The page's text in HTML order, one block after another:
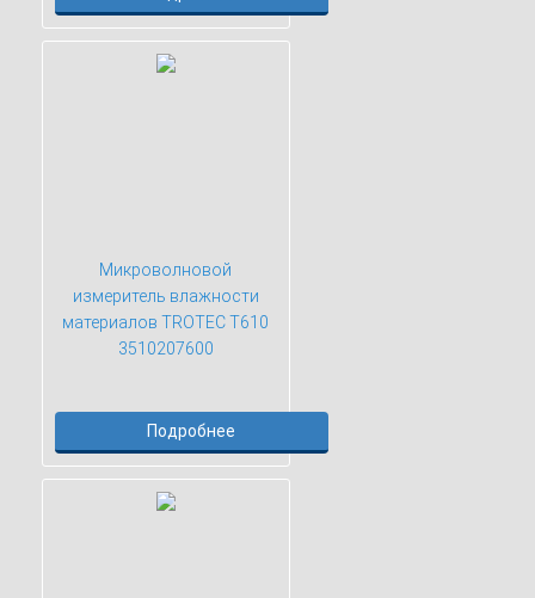
Микроволновой
измеритель влажности
материалов TROTEC T610
3510207600
Подробнее